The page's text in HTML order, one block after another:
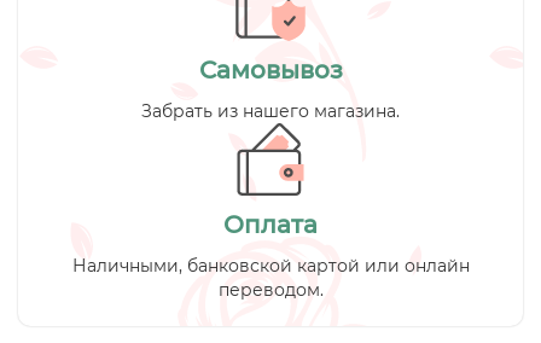
Самовывоз
Забрать из нашего магазина.
Оплата
Наличными, банковской картой или онлайн
переводом.